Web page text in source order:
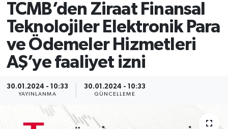
TCMB’den Ziraat Finansal
Teknolojiler Elektronik Para
ve Ödemeler Hizmetleri
AŞ’ye faaliyet izni
30.01.2024 - 10:33
YAYINLANMA
30.01.2024 - 10:33
GÜNCELLEME
Otomobil
Gizlilik Sözleşmesi
Hakkımızda
İletişim
Künye
Emtia
BITCOIN
Yapay Zeka